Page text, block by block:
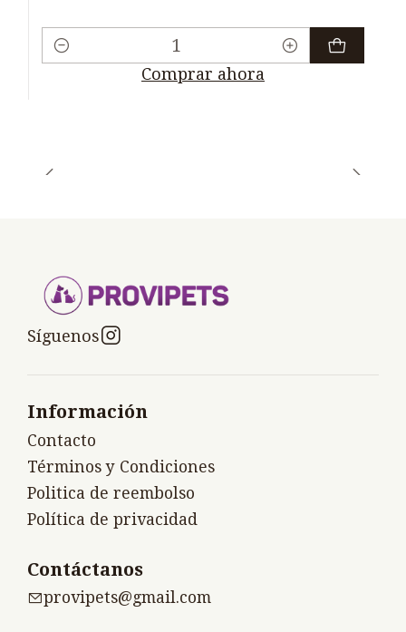
Cantidad
Comprar ahora
Síguenos
Información
Contacto
Términos y Condiciones
Politica de reembolso
Política de privacidad
Contáctanos
provipets@gmail.com